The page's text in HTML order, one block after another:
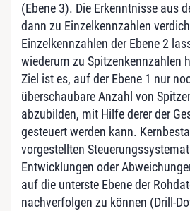
(Ebene 3). Die Erkenntnisse aus
dann zu Einzelkennzahlen
Einzelkennzahlen der Ebene 2
wiederum zu Spitzenkennzahlen
Ziel ist es, auf der Ebene 1 nur
überschaubare Anzahl von
abzubilden, mit Hilfe derer der
gesteuert werden kann.
vorgestellten
Entwicklungen oder
auf die unterste Ebene der
nachverfolgen zu können (Drill-